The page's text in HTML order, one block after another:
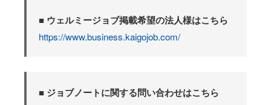
■ ウェルミージョブ掲載希望の法人様はこちら
https://www.business.kaigojob.com/
■ ジョブノートに関する問い合わせはこちら